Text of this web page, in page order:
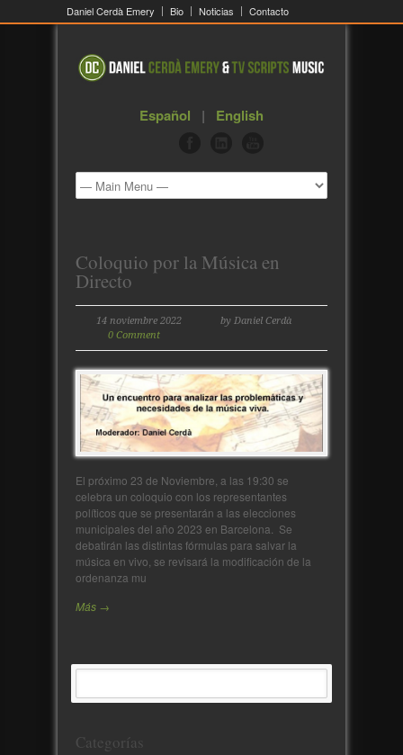
Daniel Cerdà Emery Bio Noticias Contacto
Español | English
Coloquio por la Música en
Directo
14 noviembre 2022
by Daniel Cerdà
0 Comment
El próximo 23 de Noviembre, a las 19:30 se
celebra un coloquio con los representantes
políticos que se presentarán a las elecciones
municipales del año 2023 en Barcelona. Se
debatirán las distintas fórmulas para salvar la
música en vivo, se revisará la modificación de la
ordenanza mu
Más →
Categorías